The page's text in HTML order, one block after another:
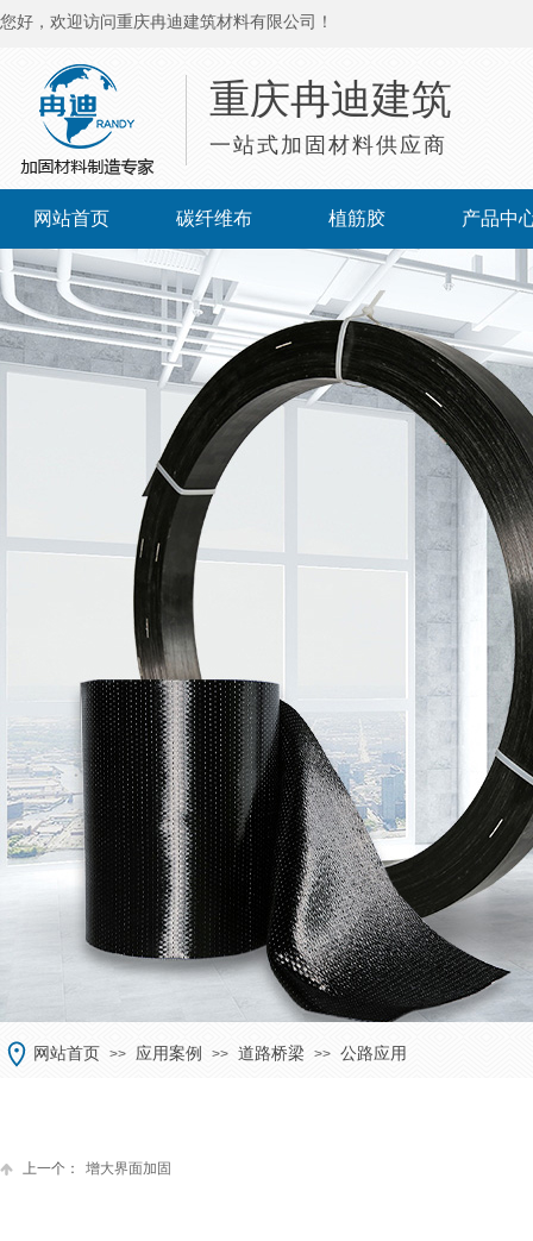
您好，欢迎访问重庆冉迪建筑材料有限公司！
一站式加固材料供应商
重庆冉迪建筑
网站首页 碳纤维布 植筋胶 产品中
网站首页 >> 应用案例 >> 道路桥梁 >> 公路应用
上一个： 增大界面加固